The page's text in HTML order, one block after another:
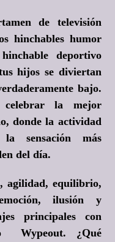
de televisión
hinchables humor
deportivo
hijos se diviertan
bajo.
la mejor
donde la actividad
sensación más
del día.
agilidad, equilibrio,
ilusión y
principales con
Wypeout. ¿Qué